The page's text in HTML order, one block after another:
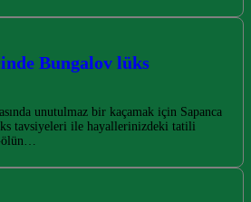
Bungalov lüks
unutulmaz bir kaçamak için Sapanca
tavsiyeleri ile hayallerinizdeki tatili